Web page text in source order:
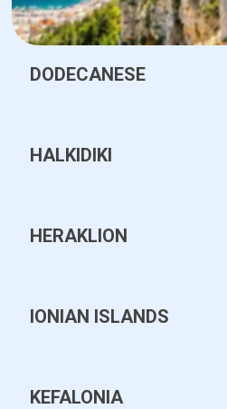
DODECANESE
HALKIDIKI
HERAKLION
IONIAN ISLANDS
KEFALONIA